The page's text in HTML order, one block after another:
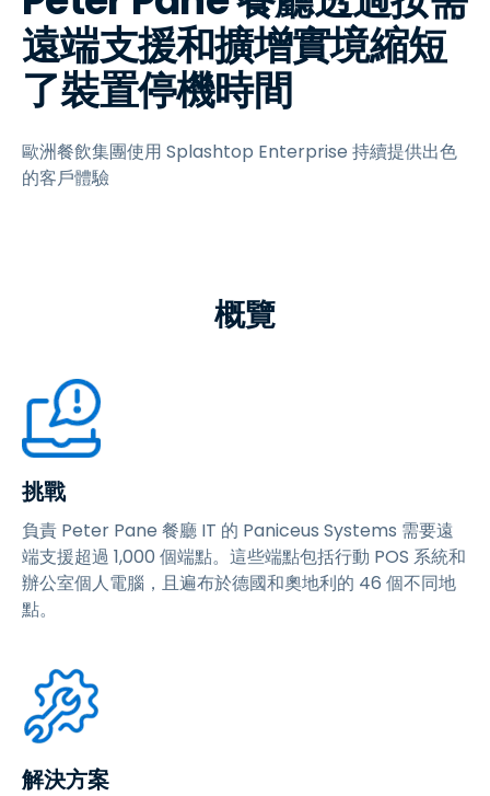
遠端支援和擴增實境縮短
了裝置停機時間
歐洲餐飲集團使用 Splashtop Enterprise 持續提供出色
的客戶體驗
概覽
挑戰
負責 Peter Pane 餐廳 IT 的 Paniceus Systems 需要遠
端支援超過 1,000 個端點。這些端點包括行動 POS 系統和
辦公室個人電腦，且遍布於德國和奧地利的 46 個不同地
點。
解決方案